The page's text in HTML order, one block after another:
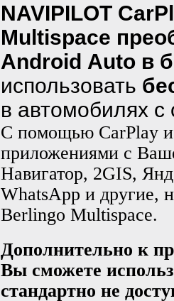
NAVIPILOT
Multispace
Android Auto в
использовать
в автомобилях
С помощью CarPlay и
приложениями с
Навигатор, 2GIS,
WhatsApp и другие,
Berlingo Multispace.
Дополнительно к
Вы сможете
стандартно не